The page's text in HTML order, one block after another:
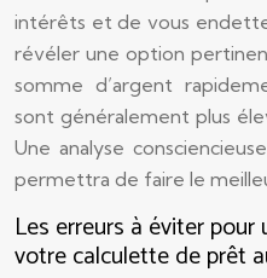
intérêts et de vous
révéler une option
somme d’argent
sont généralement plus
Une analyse
permettra de faire le
Les erreurs à éviter
votre calculette de prêt